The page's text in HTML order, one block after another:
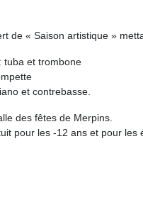
de « Saison artistique »
tuba et trombone
et contrebasse.
des fêtes de Merpins.
pour les -12 ans et pour les